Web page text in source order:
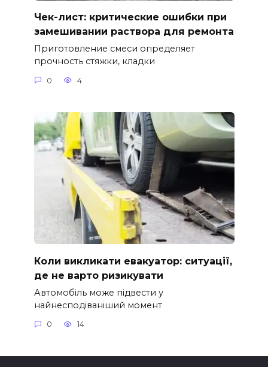
Чек-лист: критические ошибки при
замешивании раствора для ремонта
Приготовление смеси определяет
прочность стяжки, кладки
0 4
Коли викликати евакуатор: ситуації,
де не варто ризикувати
Автомобіль може підвести у
найнесподіваніший момент
0 14